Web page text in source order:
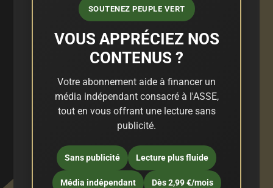
SOUTENEZ PEUPLE VERT
VOUS APPRÉCIEZ NOS
CONTENUS ?
Votre abonnement aide à financer un
média indépendant consacré à l'ASSE,
tout en vous offrant une lecture sans
publicité.
Sans publicité Lecture plus fluide
Média indépendant Dès 2,99 €/mois